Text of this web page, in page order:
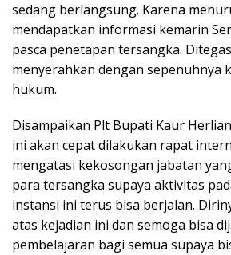
sedang berlangsung. Karena
mendapatkan informasi kemarin
pasca penetapan tersangka.
menyerahkan dengan sepenuhnya
hukum.
Disampaikan Plt Bupati Kaur
ini akan cepat dilakukan rapat
mengatasi kekosongan jabatan
para tersangka supaya aktivitas
instansi ini terus bisa berjalan.
atas kejadian ini dan semoga bisa
pembelajaran bagi semua supaya